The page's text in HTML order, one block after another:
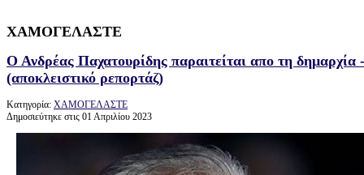
ΧΑΜΟΓΕΛΑΣΤΕ
Ο Ανδρέας Παχατουρίδης παραιτείται απο τη δημαρχία
(αποκλειστικό ρεπορτάζ)
Κατηγορία: ΧΑΜΟΓΕΛΑΣΤΕ
Δημοσιεύτηκε στις 01 Απριλίου 2023